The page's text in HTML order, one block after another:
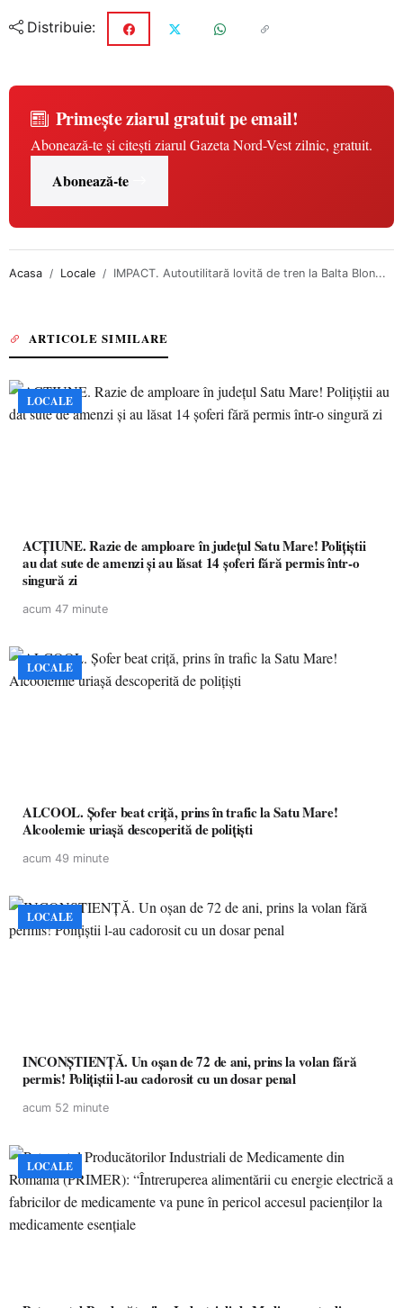
Distribuie:
Primește ziarul gratuit pe email!
Abonează-te și citești ziarul Gazeta Nord-Vest zilnic, gratuit.
Abonează-te
Acasa Locale IMPACT. Autoutilitară lovită de tren la Balta Blon...
ARTICOLE SIMILARE
LOCALE
ACȚIUNE. Razie de amploare în județul Satu Mare! Polițiștii
au dat sute de amenzi și au lăsat 14 șoferi fără permis într-o
singură zi
acum 47 minute
LOCALE
ALCOOL. Șofer beat criță, prins în trafic la Satu Mare!
Alcoolemie uriașă descoperită de polițiști
acum 49 minute
LOCALE
INCONȘTIENȚĂ. Un oșan de 72 de ani, prins la volan fără
permis! Polițiștii l-au cadorosit cu un dosar penal
acum 52 minute
LOCALE